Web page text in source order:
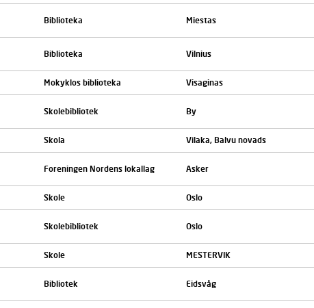
Biblioteka Miestas
Biblioteka Vilnius
Mokyklos biblioteka Visaginas
Skolebibliotek By
Skola Vilaka, Balvu novads
Foreningen Nordens lokallag Asker
Skole Oslo
Skolebibliotek Oslo
Skole MESTERVIK
Bibliotek Eidsvåg